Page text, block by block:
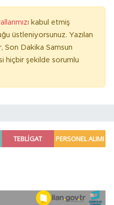
kabul etmiş
üstleniyorsunuz. Yazılan
Son Dakika Samsun
hiçbir şekilde sorumlu